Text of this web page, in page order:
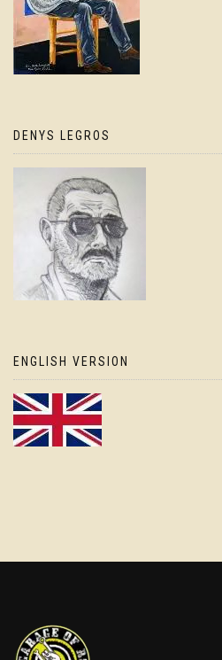
DENYS LEGROS
ENGLISH VERSION